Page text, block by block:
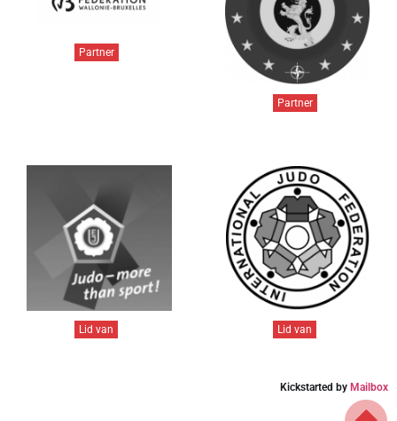
Partner
Partner
Lid van Lid van
Kickstarted by Mailbox